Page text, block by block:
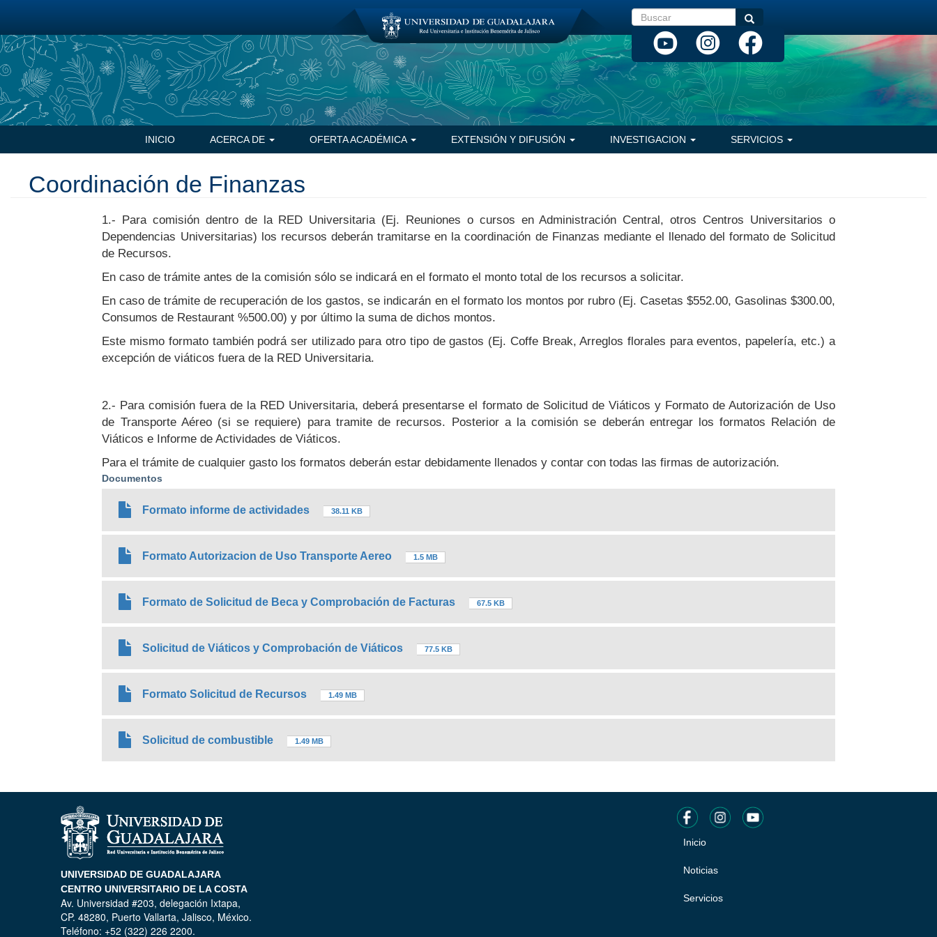
contenido
principal
Buscar Buscar
Navegación
principal
INICIO ACERCA DE OFERTA ACADÉMICA EXTENSIÓN Y DIFUSIÓN INVESTIGACION SERVICIOS
Coordinación de Finanzas
1.- Para comisión dentro de la RED Universitaria (Ej. Reuniones o cursos en Administración Central, otros Centros Universitarios o
Dependencias Universitarias) los recursos deberán tramitarse en la coordinación de Finanzas mediante el llenado del formato de Solicitud
de Recursos.
En caso de trámite antes de la comisión sólo se indicará en el formato el monto total de los recursos a solicitar.
En caso de trámite de recuperación de los gastos, se indicarán en el formato los montos por rubro (Ej. Casetas $552.00, Gasolinas $300.00,
Consumos de Restaurant %500.00) y por último la suma de dichos montos.
Este mismo formato también podrá ser utilizado para otro tipo de gastos (Ej. Coffe Break, Arreglos florales para eventos, papelería, etc.) a
excepción de viáticos fuera de la RED Universitaria.
2.- Para comisión fuera de la RED Universitaria, deberá presentarse el formato de Solicitud de Viáticos y Formato de Autorización de Uso
de Transporte Aéreo (si se requiere) para tramite de recursos. Posterior a la comisión se deberán entregar los formatos Relación de
Viáticos e Informe de Actividades de Viáticos.
Para el trámite de cualquier gasto los formatos deberán estar debidamente llenados y contar con todas las firmas de autorización.
Documentos
Formato informe de actividades 38.11 KB
Formato Autorizacion de Uso Transporte Aereo 1.5 MB
Formato de Solicitud de Beca y Comprobación de Facturas 67.5 KB
Solicitud de Viáticos y Comprobación de Viáticos 77.5 KB
Formato Solicitud de Recursos 1.49 MB
Solicitud de combustible 1.49 MB
UNIVERSIDAD DE GUADALAJARA
CENTRO UNIVERSITARIO DE LA COSTA
Av. Universidad #203, delegación Ixtapa,
CP. 48280, Puerto Vallarta, Jalisco, México.
Teléfono: +52 (322) 226 2200.
Pie
de
página
Inicio
Noticias
Servicios